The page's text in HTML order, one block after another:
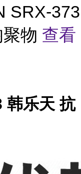
SRX-373
物 查看
韩乐天 抗